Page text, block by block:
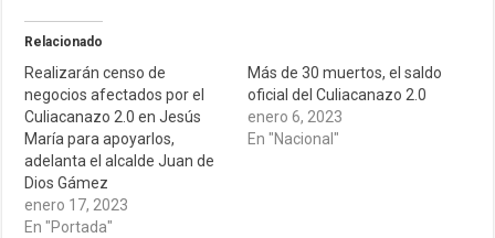
Relacionado
Realizarán censo de
negocios afectados por el
Culiacanazo 2.0 en Jesús
María para apoyarlos,
adelanta el alcalde Juan de
Dios Gámez
enero 17, 2023
En "Portada"
Más de 30 muertos, el saldo
oficial del Culiacanazo 2.0
enero 6, 2023
En "Nacional"